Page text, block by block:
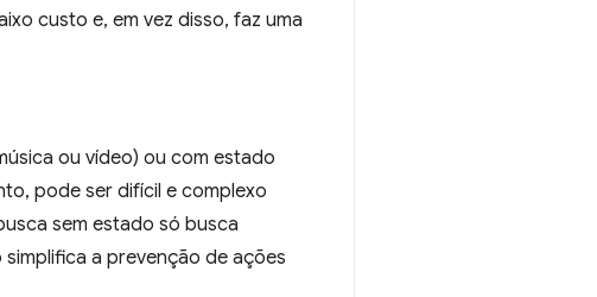
custo e, em vez disso, faz uma
ou vídeo) ou com estado
pode ser difícil e complexo
sem estado só busca
a prevenção de ações